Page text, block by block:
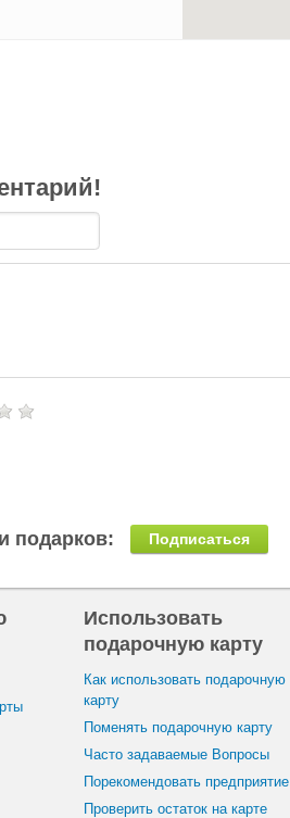
подарков: Подписаться
Использовать
подарочную карту
Как использовать подарочную
карту
Поменять подарочную карту
Часто задаваемые Вопросы
Порекомендовать предприятие
Проверить остаток на карте